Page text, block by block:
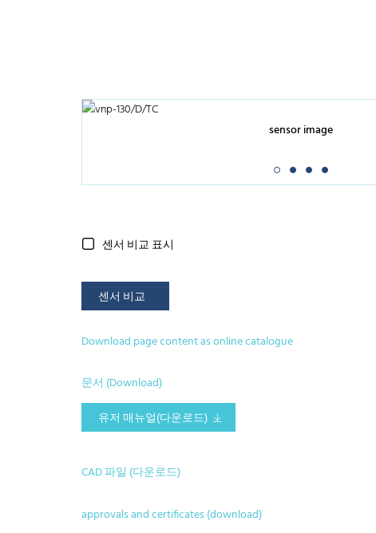
sensor image
센서 비교 표시
센서 비교
Download page content as online catalogue
문서 (Download)
유저 매뉴얼(다운로드)
CAD 파일 (다운로드)
approvals and certificates (download)